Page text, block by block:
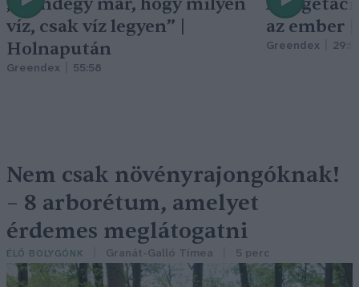
víz, csak víz legyen” |
Holnapután
Greendex 55:58
az ember
Greendex
Nem csak növényrajongóknak!
– 8 arborétum, amelyet
érdemes meglátogatni
ÉLŐ BOLYGÓNK Granát-Galló Tímea 5 perc